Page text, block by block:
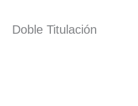
Doble Titulación